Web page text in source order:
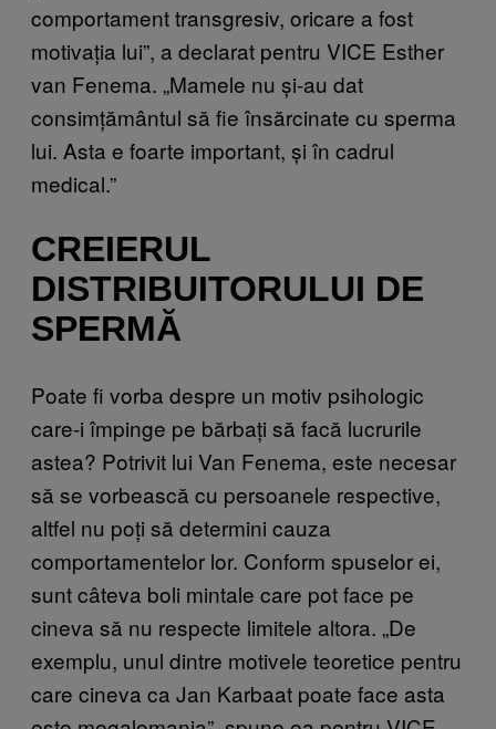
comportament transgresiv, oricare a fost
motivația lui”, a declarat pentru VICE Esther
van Fenema. „Mamele nu și-au dat
consimțământul să fie însărcinate cu sperma
lui. Asta e foarte important, și în cadrul
medical.”
CREIERUL
DISTRIBUITORULUI DE
SPERMĂ
Poate fi vorba despre un motiv psihologic
care-i împinge pe bărbați să facă lucrurile
astea? Potrivit lui Van Fenema, este necesar
să se vorbească cu persoanele respective,
altfel nu poți să determini cauza
comportamentelor lor. Conform spuselor ei,
sunt câteva boli mintale care pot face pe
cineva să nu respecte limitele altora. „De
exemplu, unul dintre motivele teoretice pentru
care cineva ca Jan Karbaat poate face asta